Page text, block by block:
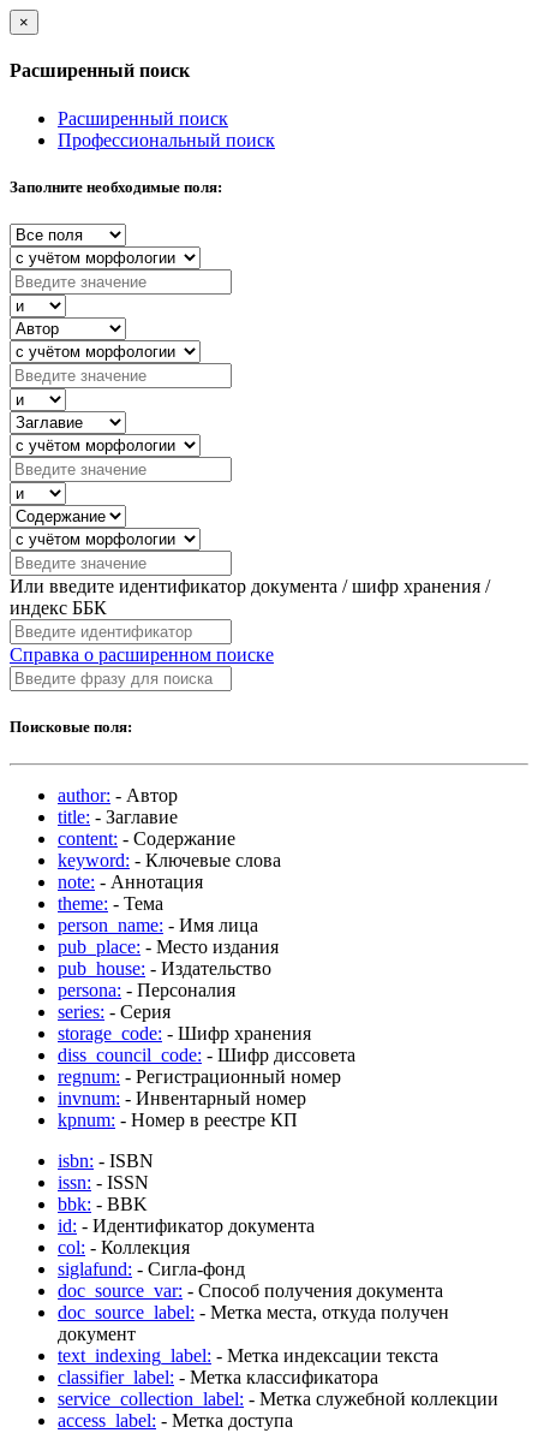
×
Расширенный поиск
Расширенный поиск
Профессиональный поиск
Заполните необходимые поля:
Или введите идентификатор документа / шифр хранения /
индекс ББК
Справка о расширенном поиске
Поисковые поля:
author: - Автор
title: - Заглавие
content: - Содержание
keyword: - Ключевые слова
note: - Аннотация
theme: - Тема
person_name: - Имя лица
pub_place: - Место издания
pub_house: - Издательство
persona: - Персоналия
series: - Серия
storage_code: - Шифр хранения
diss_council_code: - Шифр диссовета
regnum: - Регистрационный номер
invnum: - Инвентарный номер
kpnum: - Номер в реестре КП
isbn: - ISBN
issn: - ISSN
bbk: - BBK
id: - Идентификатор документа
col: - Коллекция
siglafund: - Сигла-фонд
doc_source_var: - Способ получения документа
doc_source_label: - Метка места, откуда получен
документ
text_indexing_label: - Метка индексации текста
classifier_label: - Метка классификатора
service_collection_label: - Метка служебной коллекции
access_label: - Метка доступа